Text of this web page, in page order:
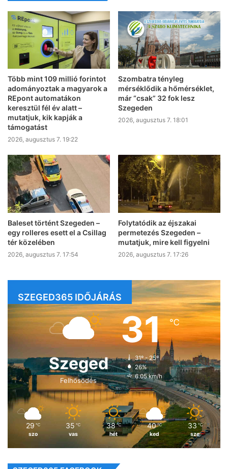
Több mint 109 millió forintot
adományoztak a magyarok a
REpont automatákon
keresztül fél év alatt –
mutatjuk, kik kapják a
támogatást
2026, augusztus 7. 19:22
Szombatra tényleg
mérséklődik a hőmérséklet,
már “csak” 32 fok lesz
Szegeden
2026, augusztus 7. 18:01
Baleset történt Szegeden –
egy rolleres esett el a Csillag
tér közelében
2026, augusztus 7. 17:54
Folytatódik az éjszakai
permetezés Szegeden –
mutatjuk, mire kell figyelni
2026, augusztus 7. 17:26
SZEGED365 IDŐJÁRÁS
Szeged
Felhősödés
31℃
31º - 25º
26%
6.05 km/h
29 ℃
szo
35 ℃
vas
38 ℃
hét
40 ℃
ked
33 ℃
sze